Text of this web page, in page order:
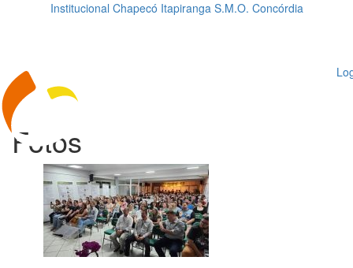
Institucional Chapecó Itapiranga S.M.O. Concórdia
Fotos